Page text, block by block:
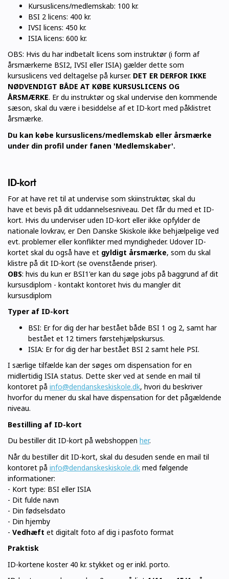
Kursuslicens/medlemskab: 100 kr.
BSI 2 licens: 400 kr.
IVSI licens: 450 kr.
ISIA licens: 600 kr.
OBS: Hvis du har indbetalt licens som instruktør (i form af
årsmærkerne BSI2, IVSI eller ISIA) gælder dette som
kursuslicens ved deltagelse på kurser. DET ER DERFOR IKKE
NØDVENDIGT BÅDE AT KØBE KURSUSLICENS OG
ÅRSMÆRKE. Er du instruktør og skal undervise den kommende
sæson, skal du være i besiddelse af et ID-kort med påklistret
årsmærke.
Du kan købe kursuslicens/medlemskab eller årsmærke
under din profil under fanen 'Medlemskaber'.
ID-kort
For at have ret til at undervise som skiinstruktør, skal du
have et bevis på dit uddannelsesniveau. Det får du med et ID-
kort. Hvis du underviser uden ID-kort eller ikke opfylder de
nationale lovkrav, er Den Danske Skiskole ikke behjælpelige ved
evt. problemer eller konflikter med myndigheder. Udover ID-
kortet skal du også have et gyldigt årsmærke, som du skal
klistre på dit ID-kort (se ovenstående priser).
OBS: hvis du kun er BSI1'er kan du søge jobs på baggrund af dit
kursusdiplom - kontakt kontoret hvis du mangler dit
kursusdiplom
Typer af ID-kort
BSI: Er for dig der har bestået både BSI 1 og 2, samt har
bestået et 12 timers førstehjælpskursus.
ISIA: Er for dig der har bestået BSI 2 samt hele PSI.
I særlige tilfælde kan der søges om dispensation for en
midlertidig ISIA status. Dette sker ved at sende en mail til
kontoret på info@dendanskeskiskole.dk, hvori du beskriver
hvorfor du mener du skal have dispensation for det pågældende
niveau.
Bestilling af ID-kort
Du bestiller dit ID-kort på webshoppen her.
Når du bestiller dit ID-kort, skal du desuden sende en mail til
kontoret på info@dendanskeskiskole.dk med følgende
informationer:
- Kort type: BSI eller ISIA
- Dit fulde navn
- Din fødselsdato
- Din hjemby
- Vedhæft et digitalt foto af dig i pasfoto format
Praktisk
ID-kortene koster 40 kr. stykket og er inkl. porto.